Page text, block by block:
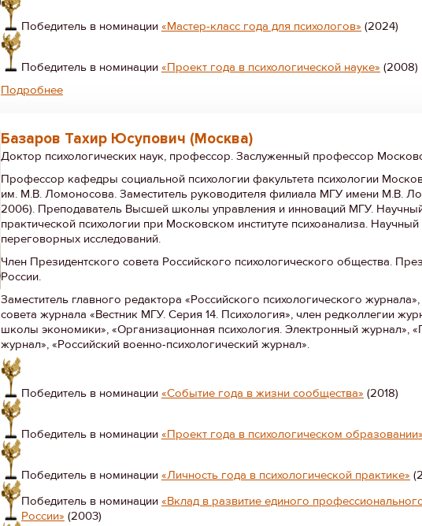
Победитель в номинации «Мастер-класс года для психологов» (2024)
Победитель в номинации «Проект года в психологической науке» (2008)
Подробнее
Базаров Тахир Юсупович (Москва)
Доктор психологических наук, профессор. Заслуженный профессор
Профессор кафедры социальной психологии факультета психологии
им. М.В. Ломоносова. Заместитель руководителя филиала МГУ имени М.В.
2006). Преподаватель Высшей школы управления и инноваций МГУ.
практической психологии при Московском институте психоанализа.
переговорных исследований.
Член Президентского совета Российского психологического общества.
России.
Заместитель главного редактора «Российского психологического
совета журнала «Вестник МГУ. Серия 14. Психология», член редколлегии
школы экономики», «Организационная психология. Электронный журнал»,
журнал», «Российский военно-психологический журнал».
Победитель в номинации «Событие года в жизни сообщества» (2018)
Победитель в номинации «Проект года в психологическом образовании»
Победитель в номинации «Личность года в психологической практике»
Победитель в номинации «Вклад в развитие единого
России» (2003)